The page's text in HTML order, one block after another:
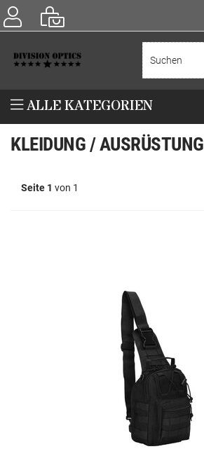
ALLE KATEGORIEN
KLEIDUNG / AUSRÜSTUNG
Seite 1 von 1